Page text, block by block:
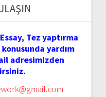
Tez yaptırma
yardım
adresimizden